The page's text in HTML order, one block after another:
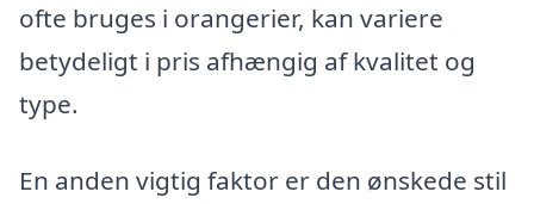
ofte bruges i orangerier, kan variere
betydeligt i pris afhængig af kvalitet og
type.
En anden vigtig faktor er den ønskede stil